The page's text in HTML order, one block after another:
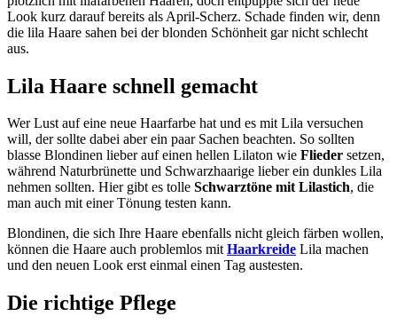
Look kurz darauf bereits als April-Scherz. Schade finden wir, denn
die lila Haare sahen bei der blonden Schönheit gar nicht schlecht
aus.
Lila Haare schnell gemacht
Wer Lust auf eine neue Haarfarbe hat und es mit Lila versuchen
will, der sollte dabei aber ein paar Sachen beachten. So sollten
blasse Blondinen lieber auf einen hellen Lilaton wie Flieder setzen,
während Naturbrünette und Schwarzhaarige lieber ein dunkles Lila
nehmen sollten. Hier gibt es tolle Schwarztöne mit Lilastich, die
man auch mit einer Tönung testen kann.
Blondinen, die sich Ihre Haare ebenfalls nicht gleich färben wollen,
können die Haare auch problemlos mitHaarkreide Lila machen
und den neuen Look erst einmal einen Tag austesten.
Die richtige Pflege